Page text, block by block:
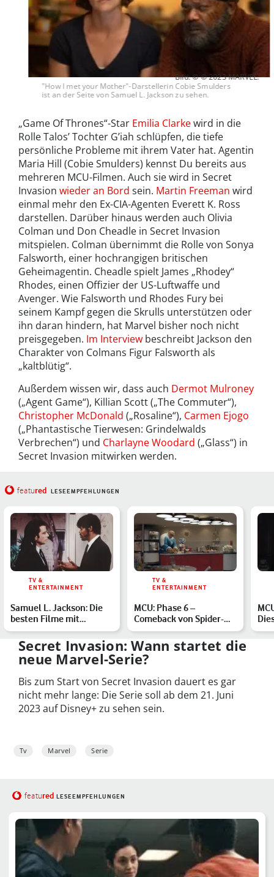
"How I met your Mother"-Darstellerin Cobie Smulders
ist an der Seite von Samuel L. Jackson zu sehen.
Bild: © © 2023 MARVEL.
„Game Of Thrones“-Star Emilia Clarkewird in die
Rolle Talos’ Tochter G’iah schlüpfen, die tiefe
persönliche Probleme mit ihrem Vater hat. Agentin
Maria Hill (Cobie Smulders) kennst Du bereits aus
mehreren MCU-Filmen. Auch sie wird in Secret
Invasion wieder an Bord sein. Martin Freeman wird
einmal mehr den Ex-CIA-Agenten Everett K. Ross
darstellen. Darüber hinaus werden auch Olivia
Colman und Don Cheadle in Secret Invasion
mitspielen. Colman übernimmt die Rolle von Sonya
Falsworth, einer hochrangigen britischen
Geheimagentin. Cheadle spielt James „Rhodey“
Rhodes, einen Offizier der US-Luftwaffe und
Avenger. Wie Falsworth und Rhodes Fury bei
seinem Kampf gegen die Skrulls unterstützen oder
ihn daran hindern, hat Marvel bisher noch nicht
preisgegeben. Im Interview beschreibt Jackson den
Charakter von Colmans Figur Falsworth als
„kaltblütig“.
Außerdem wissen wir, dass auch Dermot Mulroney
(„Agent Game“), Killian Scott („The Commuter“),
Christopher McDonald („Rosaline“), Carmen Ejogo
(„Phantastische Tierwesen: Grindelwalds
Verbrechen“) und Charlayne Woodard („Glass“) in
Secret Invasion mitwirken werden.
featured LESEEMPFEHLUNGEN
TV &
ENTERTAINMENT
Samuel L. Jackson: Die
besten Filme mit
Tarantinos Liebling
TV &
ENTERTAINMENT
MCU: Phase 6 –
Comeback von Spider-
Man und den Avengers
Secret Invasion: Wann startet die
neue Marvel-Serie?
Bis zum Start von Secret Invasion dauert es gar
nicht mehr lange: Die Serie soll ab dem 21. Juni
2023 auf Disney+ zu sehen sein.
Tv Marvel Serie
featured LESEEMPFEHLUNGEN